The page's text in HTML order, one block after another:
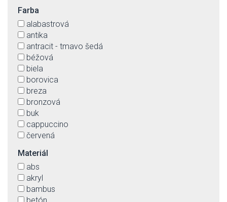
Farba
alabastrová
antika
antracit - tmavo šedá
béžová
biela
borovica
breza
bronzová
buk
cappuccino
červená
číra
dub
dymová
fialová
Materiál
abs
akryl
bambus